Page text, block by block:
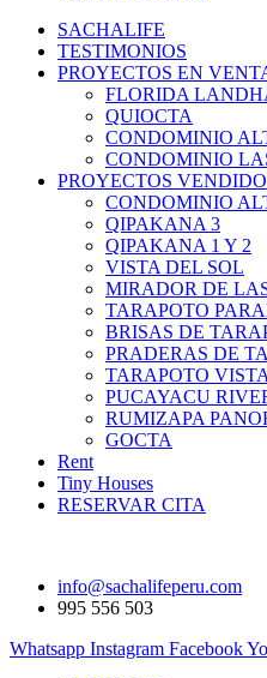
SACHALIFE
TESTIMONIOS
PROYECTOS EN
FLORIDA
QUIOCTA
CONDOMINIO
CONDOMINIO
PROYECTOS
CONDOMINIO
QIPAKANA 3
QIPAKANA 1 Y 2
VISTA DEL SOL
MIRADOR DE
TARAPOTO
BRISAS DE
PRADERAS DE
TARAPOTO
PUCAYACU
RUMIZAPA
GOCTA
Rent
Tiny Houses
RESERVAR CITA
info@sachalifeperu.com
995 556 503
Whatsapp Instagram Facebook